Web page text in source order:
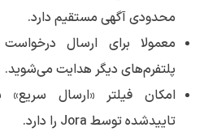
محدودی آگهی مستقیم دارد.
معمولا برای ارسال
پلتفرم‌های دیگر هدایت می‌شوید.
امکان فیلتر «ارسال سریع»
تاییدشده توسط Jora را دارد.